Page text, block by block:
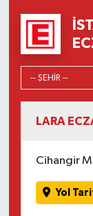
LARA
Cihangir
Yol